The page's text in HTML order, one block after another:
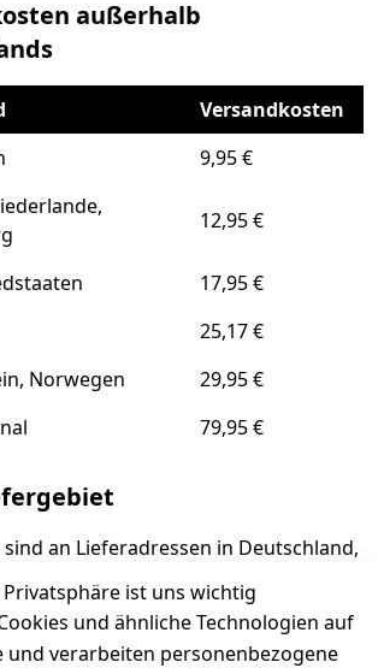
außerhalb
Versandkosten
9,95 €
12,95 €
17,95 €
25,17 €
Norwegen
29,95 €
79,95 €
an Lieferadressen in Deutschland,
sowie weltweit möglich,
den Cayman Islands.
ist uns wichtig
und ähnliche Technologien auf
und verarbeiten personenbezogene